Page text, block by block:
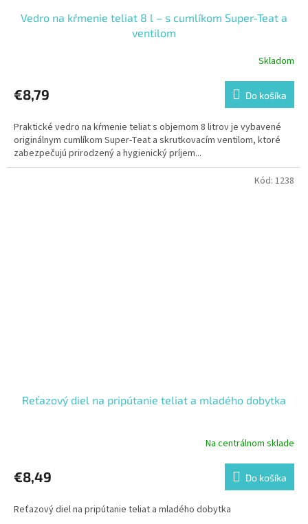
Vedro na kŕmenie teliat 8 l – s cumlíkom Super-Teat a
ventilom
Skladom
€8,79 Do košíka
Praktické vedro na kŕmenie teliat s objemom 8 litrov je vybavené
originálnym cumlíkom Super-Teat a skrutkovacím ventilom, ktoré
zabezpečujú prirodzený a hygienický príjem...
Reťazový diel na pripútanie teliat a mladého dobytka
Na centrálnom sklade
€8,49 Do košíka
Reťazový diel na pripútanie teliat a mladého dobytka
Kód: 1238